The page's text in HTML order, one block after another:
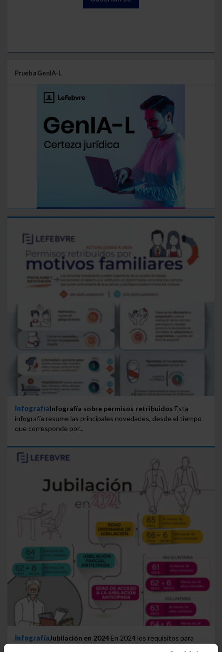
Prueba GenIA-L
InfografíaInfografía sobre permisos retribuidos Esta
infografía resume las principales novedades, desde el tiempo
que corresponde por...
InfografíaJubilación en 2024 En 2024 los requisitos para